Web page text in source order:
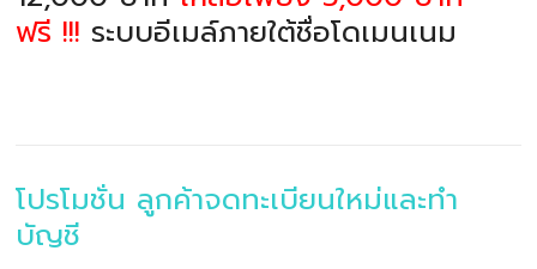
ฟรี !!! ระบบอีเมล์ภายใต้ชื่อโดเมนเนม
โปรโมชั่น ลูกค้าจดทะเบียนใหม่และทำ
บัญชี